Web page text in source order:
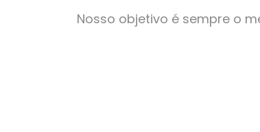
Nosso objetivo é sempre o